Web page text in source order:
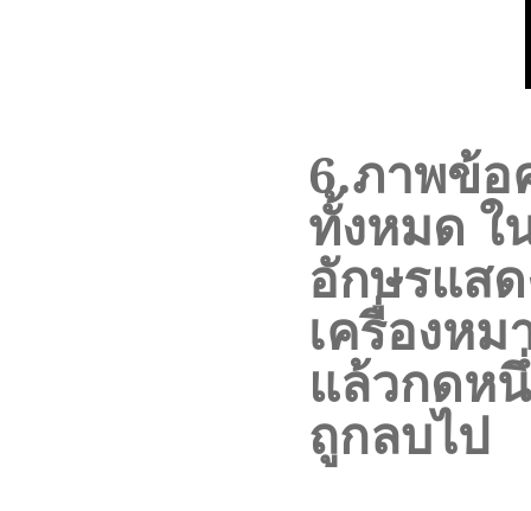
6.ภาพข้อ
ทั้งหมด ใ
อักษรแส
เครื่องห
แล้วกดห
ถูกลบไป